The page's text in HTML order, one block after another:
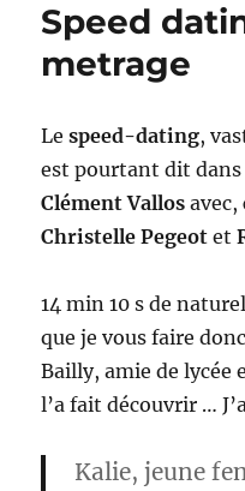
Speed
metrage
Lespeed-dating,
est pourtant dit dans
Clément Vallos
Christelle Pegeot et
14 min 10 s de
que je vous faire
Bailly, amie de lycée
l’a fait découvrir …
Kalie, jeune